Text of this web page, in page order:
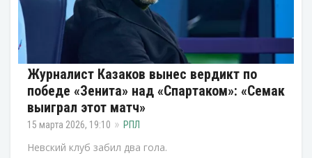
Журналист Казаков вынес вердикт по
победе «Зенита» над «Спартаком»: «Семак
выиграл этот матч»
15 марта 2026, 19:10 РПЛ
Невский клуб забил два гола.